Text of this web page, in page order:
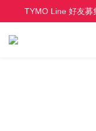
HOLO 3D
TYMO Line 好友募
HOLO